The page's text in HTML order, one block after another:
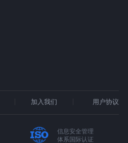
加入我们 用户协议
信息安全管理
体系国际认证